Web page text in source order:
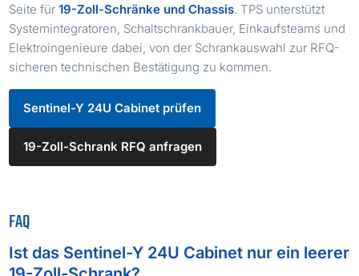
Seite für19-Zoll-Schränke und Chassis. TPS unterstützt
Systemintegratoren, Schaltschrankbauer, Einkaufsteams und
Elektroingenieure dabei, von der Schrankauswahl zur RFQ-
sicheren technischen Bestätigung zu kommen.
Sentinel-Y 24U Cabinet prüfen
19-Zoll-Schrank RFQ anfragen
FAQ
Ist das Sentinel-Y 24U Cabinet nur ein leerer